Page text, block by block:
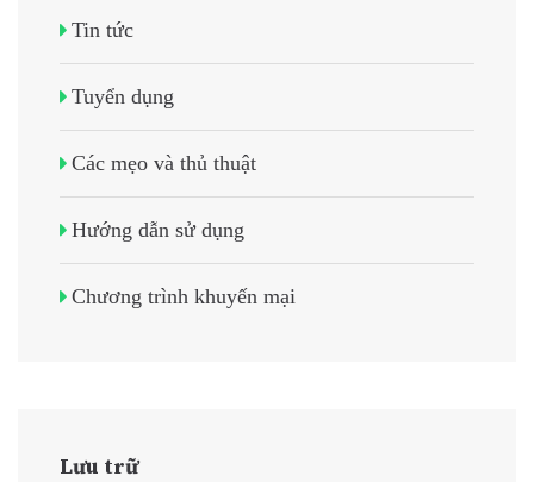
Tin tức
Tuyển dụng
Các mẹo và thủ thuật
Hướng dẫn sử dụng
Chương trình khuyến mại
Lưu trữ